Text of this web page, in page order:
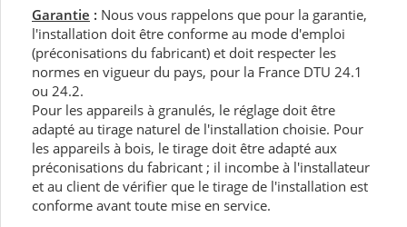
Garantie : Nous vous rappelons que pour la garantie,
l'installation doit être conforme au mode d'emploi
(préconisations du fabricant) et doit respecter les
normes en vigueur du pays, pour la France DTU 24.1
ou 24.2.
Pour les appareils à granulés, le réglage doit être
adapté au tirage naturel de l'installation choisie. Pour
les appareils à bois, le tirage doit être adapté aux
préconisations du fabricant ; il incombe à l'installateur
et au client de vérifier que le tirage de l'installation est
conforme avant toute mise en service.